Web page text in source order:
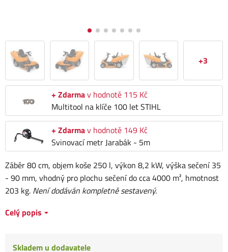
+3
+ Zdarmav hodnotě 115 Kč
Multitool na klíče 100 let STIHL
+ Zdarmav hodnotě 149 Kč
Svinovací metr Jarabák - 5m
Záběr 80 cm, objem koše 250 l, výkon 8,2 kW, výška sečení 35
- 90 mm, vhodný pro plochu sečení do cca 4000 m², hmotnost
203 kg. Není dodáván kompletně sestavený.
Celý popis
Skladem u dodavatele